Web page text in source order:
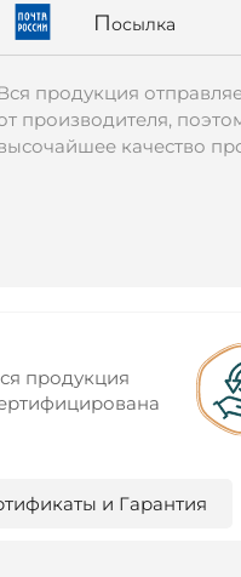
Посылка
продукция
производителя,
качество
продукция
и Гарантия